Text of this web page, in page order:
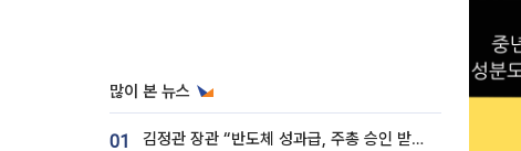
많이 본 뉴스
01 김정관 장관 “반도체 성과급, 주총 승인 받도록”…상법·자본시장법 개정 시사